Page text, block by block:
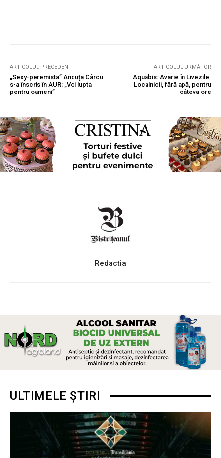
ARTICOLUL PRECEDENT
„Sexy-peremista” Ancuța Cârcu
s-a înscris în AUR: „Voi lupta
pentru oameni”
ARTICOLUL URMĂTOR
Aquabis: Avarie în Livezile.
Localnicii, fără apă, pentru
câteva ore
Redactia
ULTIMELE ȘTIRI